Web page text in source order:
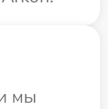
мы